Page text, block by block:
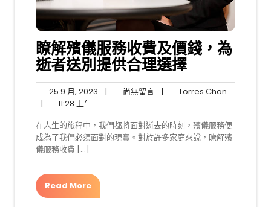
瞭解殯儀服務收費及價錢，為
逝者送別提供合理選擇
25 9 月, 2023 25
月,
2023
| 尚無留言尚
留
言
| Torres ChanTorres
| 11:28 上午11:28
上
午
在人生的旅程中，我們都將面對逝去的時刻，殯儀服務便
成為了我們必須面對的現實。對於許多家庭來說，瞭解殯
儀服務收費 […]
Read More